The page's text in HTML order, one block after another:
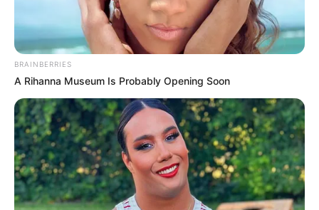
BRAINBERRIES
A Rihanna Museum Is Probably Opening Soon